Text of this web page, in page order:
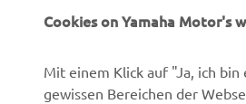
Switzerland (German)
Cookies on Yamaha Motor's
Mit einem Klick auf "Ja, ich
gewissen Bereichen der